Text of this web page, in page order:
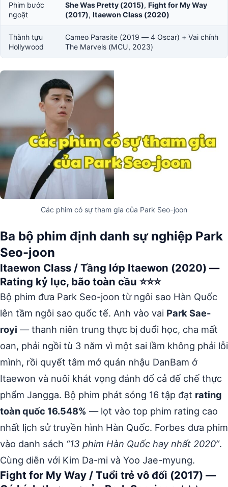
Phim bước
ngoặt
She Was Pretty (2015), Fight for My Way
(2017), Itaewon Class (2020)
Thành tựu
Hollywood
Cameo Parasite (2019 — 4 Oscar) + Vai chính
The Marvels (MCU, 2023)
Các phim có sự tham gia của Park Seo-joon
Ba bộ phim định danh sự nghiệp Park
Seo-joon
Itaewon Class / Tầng lớp Itaewon (2020) —
Rating kỷ lục, bão toàn cầu ⭐⭐⭐
Bộ phim đưa Park Seo-joon từ ngôi sao Hàn Quốc
lên tầm ngôi sao quốc tế. Anh vào vai Park Sae-
royi — thanh niên trung thực bị đuổi học, cha mất
oan, phải ngồi tù 3 năm vì một sai lầm không phải lỗi
mình, rồi quyết tâm mở quán nhậu DanBam ở
Itaewon và nuôi khát vọng đánh đổ cả đế chế thực
phẩm Jangga. Bộ phim phát sóng 16 tập đạt rating
toàn quốc 16.548% — lọt vào top phim rating cao
nhất lịch sử truyền hình Hàn Quốc. Forbes đưa phim
vào danh sách “13 phim Hàn Quốc hay nhất 2020”.
Cùng diễn với Kim Da-mi và Yoo Jae-myung.
Fight for My Way / Tuổi trẻ vô đối (2017) —